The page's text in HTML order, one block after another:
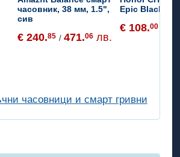
часовник, 38 мм, 1.5",
сив
€ 240.85 /471.06 лв.
Epic Black
€ 108.00
часовници и смарт гривни